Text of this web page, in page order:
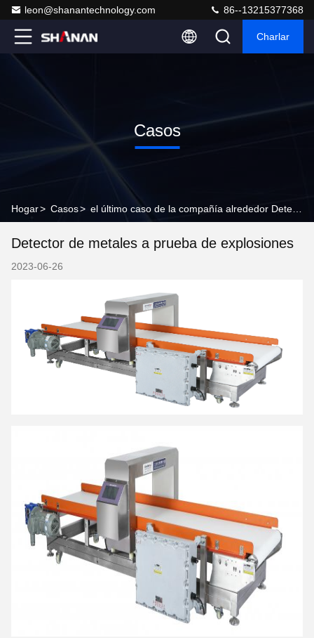
leon@shanantechnology.com 86--13215377368
Charlar
Casos
Hogar> Casos>
Detector de metales a prueba de explosiones
2023-06-26